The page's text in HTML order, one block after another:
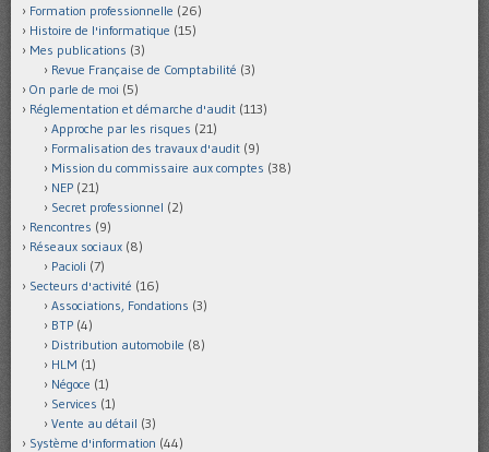
Formation professionnelle (26)
Histoire de l'informatique (15)
Mes publications (3)
Revue Française de Comptabilité (3)
On parle de moi (5)
Réglementation et démarche d'audit (113)
Approche par les risques (21)
Formalisation des travaux d'audit (9)
Mission du commissaire aux comptes (38)
NEP (21)
Secret professionnel (2)
Rencontres (9)
Réseaux sociaux (8)
Pacioli (7)
Secteurs d'activité (16)
Associations, Fondations (3)
BTP (4)
Distribution automobile (8)
HLM (1)
Négoce (1)
Services (1)
Vente au détail (3)
Système d'information (44)